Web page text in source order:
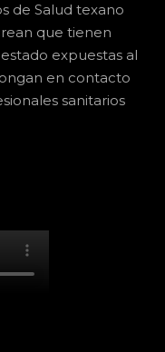
de Salud texano
que tienen
expuestas al
en contacto
sanitarios